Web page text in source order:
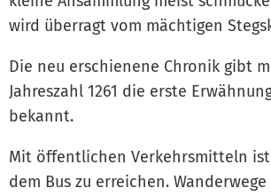
wird überragt vom mächtigen
Die neu erschienene Chronik gibt
Jahreszahl 1261 die erste
bekannt.
Mit öffentlichen Verkehrsmitteln
dem Bus zu erreichen.